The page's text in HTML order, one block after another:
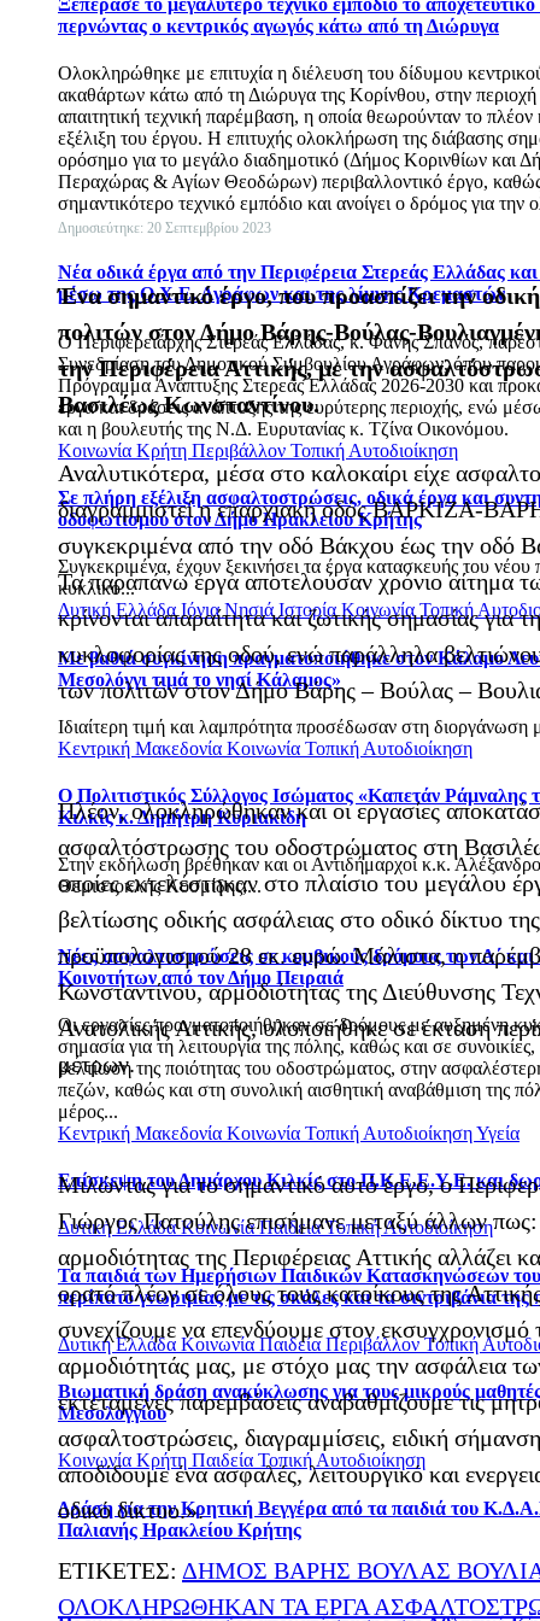
Ξεπέρασε το μεγαλύτερο τεχνικό εμπόδιο το
περνώντας ο κεντρικός αγωγός κάτω από τη Διώρυγα
Ολοκληρώθηκε με επιτυχία η διέλευση του δίδυμου
ακαθάρτων κάτω από τη Διώρυγα της Κορίνθου, στην περιοχή
απαιτητική τεχνική παρέμβαση, η οποία θεωρούνταν το πλέον
εξέλιξη του έργου. Η επιτυχής ολοκλήρωση της διάβασης
ορόσημο για το μεγάλο διαδημοτικό (Δήμος Κορινθίων και
Περαχώρας & Αγίων Θεοδώρων) περιβαλλοντικό έργο, καθώς
σημαντικότερο τεχνικό εμπόδιο και ανοίγει ο δρόμος για
Νέα οδικά έργα από την Περιφέρεια Στερεάς Ελλάδας
μέσω της Ο.Χ.Ε. Αγράφων και της λίμνης Κρεμαστών
Ο Περιφερειάρχης Στερεάς Ελλάδας, κ. Φάνης Σπανός,
Συνεδρίαση του Δημοτικού Συμβουλίου Αγράφων, όπου
Πρόγραμμα Ανάπτυξης Στερεάς Ελλάδας 2026-2030 και
έργα και δράσεις ανάπτυξης της ευρύτερης περιοχής, ενώ
και η βουλευτής της Ν.Δ. Ευρυτανίας κ. Τζίνα Οικονόμου.
Κοινωνία Κρήτη Περιβάλλον Τοπική Αυτοδιοίκηση
Σε πλήρη εξέλιξη ασφαλτοστρώσεις, οδικά έργα και
οδοφωτισμού στον Δήμο Ηρακλείου Κρήτης
Συγκεκριμένα, έχουν ξεκινήσει τα έργα κατασκευής του νέου
κυκλικό...
Δυτική Ελλάδα Ιόνια Νησιά Ιστορία Κοινωνία Τοπική
Με βαθιά συγκίνηση πραγματοποιήθηκε στον Κάλαμο
Μεσολόγγι τιμά το νησί Κάλαμος»
Ιδιαίτερη τιμή και λαμπρότητα προσέδωσαν στη διοργάνωση
Κεντρική Μακεδονία Κοινωνία Τοπική Αυτοδιοίκηση
Ο Πολιτιστικός Σύλλογος Ισώματος «Καπετάν Ράμναλης
Κιλκίς κ. Δημήτρη Κυριακίδη
Στην εκδήλωση βρέθηκαν και οι Αντιδήμαρχοι κ.κ.
Θεμιστοκλής Κοσμίδης,...
Νέες ασφαλτοστρώσεις σε κομβικούς δρόμους των Α΄
Κοινοτήτων από τον Δήμο Πειραιά
Οι εργασίες πραγματοποιήθηκαν σε δρόμους με αυξημένη
σημασία για τη λειτουργία της πόλης, καθώς και σε
βελτίωση της ποιότητας του οδοστρώματος, στην
πεζών, καθώς και στη συνολική αισθητική αναβάθμιση της
μέρος...
Κεντρική Μακεδονία Κοινωνία Τοπική ΑυτοδιοίκησηΥγεία
Επίσκεψη του Δημάρχου Κιλκίς στο Π.Κ.Ε.Ε.Υ.Ε. και
Δυτική ΕλλάδαΚοινωνίαΠαιδείαΤοπική Αυτοδιοίκηση
Τα παιδιά των Ημερήσιων Παιδικών Κατασκηνώσεων
περίπατο γνωριμίας με τις σκάλες και τα σιντριβάνια της
Δυτική Ελλάδα ΚοινωνίαΠαιδείαΠεριβάλλονΤοπική
Βιωματική δράση ανακύκλωσης για τους μικρούς
Μεσολογγίου
Κοινωνία Κρήτη Παιδεία Τοπική Αυτοδιοίκηση
Δράση για την Κρητική Βεγγέρα από τα παιδιά του
Παλιανής Ηρακλείου Κρήτης
Δημοσιεύτηκε: 20 Σεπτεμβρίου 2023
Ένα σημαντικό έργο, που προασπίζει την
πολιτών στον Δήμο Βάρης-Βούλας-
την Περιφέρεια Αττικής, με την
Βασιλέως Κωνσταντίνου.
Αναλυτικότερα, μέσα στο καλοκαίρι είχε
διαγραμμιστεί η επαρχιακή οδός ΒΑΡΚΙΖΑ-
συγκεκριμένα από την οδό Βάκχου έως την οδό
Τα παραπάνω έργα αποτελούσαν χρόνιο αίτημα
κρίνονται απαραίτητα και ζωτικής σημασίας για
κυκλοφορίας της οδού, ενώ παράλληλα
των πολιτών στον Δήμο Βάρης – Βούλας –
Πλέον, ολοκληρώθηκαν και οι εργασίες
ασφαλτόστρωσης του οδοστρώματος στη
οποίες εκτελέστηκαν στο πλαίσιο του μεγάλου
βελτίωσης οδικής ασφάλειας στο οδικό δίκτυο
προϋπολογισμού 28 εκ. ευρώ. Μάλιστα, η
Κωνσταντίνου, αρμοδιότητας της Διεύθυνσης
Ανατολικής Αττικής, υλοποιήθηκε σε έκταση
μέτρων.
Μιλώντας για το σημαντικό αυτό έργο, ο
Γιώργος Πατούλης επισήμανε μεταξύ άλλων πως:
αρμοδιότητας της Περιφέρειας Αττικής αλλάζει
ορατό πλέον σε όλους τους κατοίκους της
συνεχίζουμε να επενδύουμε στον
αρμοδιότητάς μας, με στόχο μας την ασφάλεια
εκτεταμένες παρεμβάσεις αναβαθμίζουμε τις
ασφαλτοστρώσεις, διαγραμμίσεις, ειδική
αποδίδουμε ένα ασφαλές, λειτουργικό και
οδικό δίκτυο.».
ΕΤΙΚΕΤΕΣ: ΔΗΜΟΣ ΒΑΡΗΣ ΒΟΥΛΑΣ
ΟΛΟΚΛΗΡΩΘΗΚΑΝ ΤΑ ΕΡΓΑ